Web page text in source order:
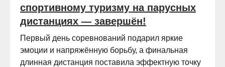
спортивному туризму на парусных
дистанциях — завершён!
Первый день соревнований подарил яркие
эмоции и напряжённую борьбу, а финальная
длинная дистанция поставила эффектную точку